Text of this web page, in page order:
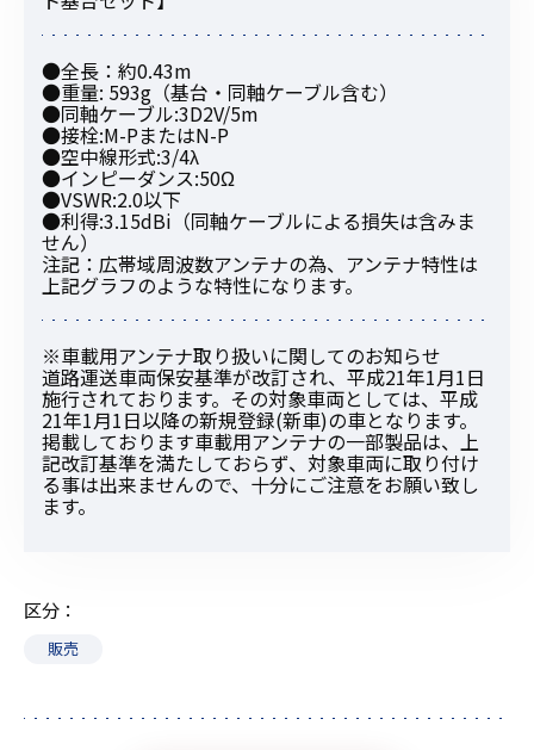
●全長：約0.43m
●重量: 593g（基台・同軸ケーブル含む）
●同軸ケーブル:3D2V/5m
●接栓:M-PまたはN-P
●空中線形式:3/4λ
●インピーダンス:50Ω
●VSWR:2.0以下
●利得:3.15dBi（同軸ケーブルによる損失は含みま
せん）
注記：広帯域周波数アンテナの為、アンテナ特性は
上記グラフのような特性になります。
※車載用アンテナ取り扱いに関してのお知らせ
道路運送車両保安基準が改訂され、平成21年1月1日
施行されております。その対象車両としては、平成
21年1月1日以降の新規登録(新車)の車となります。
掲載しております車載用アンテナの一部製品は、上
記改訂基準を満たしておらず、対象車両に取り付け
る事は出来ませんので、十分にご注意をお願い致し
ます。
区分
販売